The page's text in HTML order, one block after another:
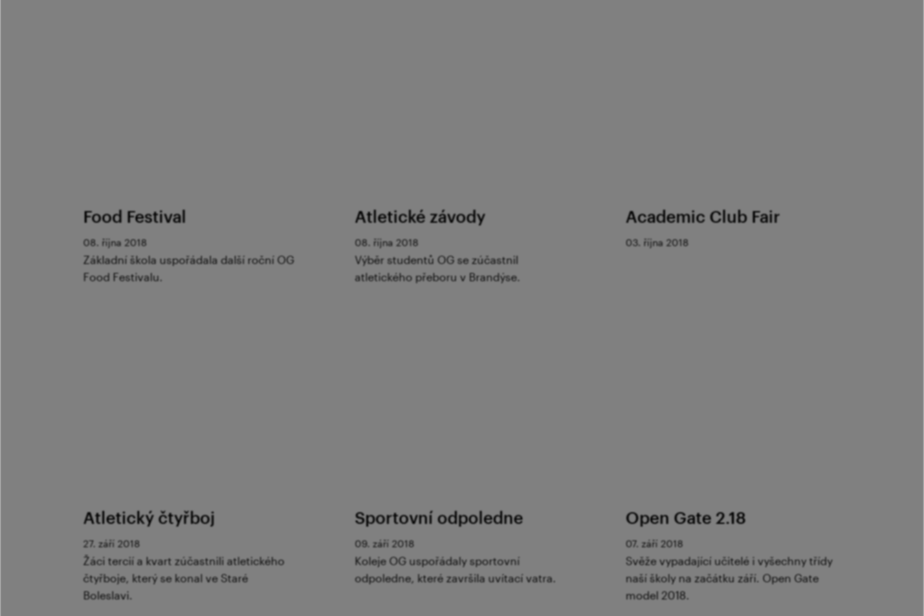
Food Festival
08. října 2018
Základní škola uspořádala další roční OG
Food Festivalu.
Atletické závody
08. října 2018
Výběr studentů OG se zúčastnil
atletického přeboru v Brandýse.
Academic Club Fair
03. října 2018
Atletický čtyřboj
27. září 2018
Žáci tercií a kvart zúčastnili atletického
čtyřboje, který se konal ve Staré
Boleslavi.
Sportovní odpoledne
09. září 2018
Koleje OG uspořádaly sportovní
odpoledne, které završila uvítací vatra.
Open Gate 2.18
07. září 2018
Svěže vypadající učitelé i vyšechny třídy
naší školy na začátku září. Open Gate
model 2018.